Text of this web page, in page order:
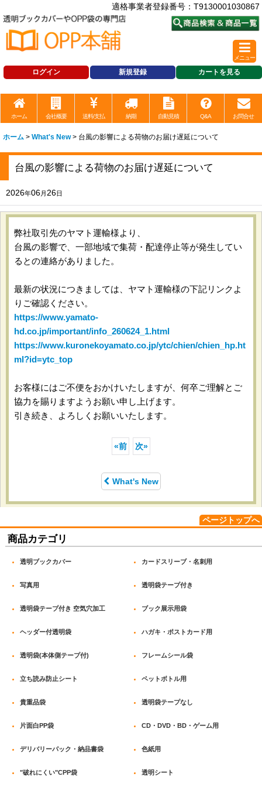
適格事業者登録番号：T9130001030867
ログイン 新規登録 カートを見る
メニュー
ホーム 会社概要 送料/支払 納期 自動見積 Q&A お問合せ
ホーム > What's New > 台風の影響による荷物のお届け遅延について
台風の影響による荷物のお届け遅延について
2026年06月 26日
弊社取引先のヤマト運輸様より、
台風の影響で、一部地域で集荷・配達停止等が発生してい
るとの連絡がありました。
最新の状況につきましては、ヤマト運輸様の下記リンクよ
りご確認ください。
https://www.yamato-
hd.co.jp/important/info_260624_1.html
https://www.kuronekoyamato.co.jp/ytc/chien/chien_hp.ht
ml?id=ytc_top
お客様にはご不便をおかけいたしますが、何卒ご理解とご
協力を賜りますようお願い申し上げます。
引き続き、よろしくお願いいたします。
«前 次»
What's New
ページトップへ
商品カテゴリ
透明ブックカバー カードスリーブ・名刺用
写真用 透明袋テープ付き
透明袋テープ付き 空気穴加工 ブック展示用袋
ヘッダー付透明袋 ハガキ・ポストカード用
透明袋(本体側テープ付) フレームシール袋
立ち読み防止シート ペットボトル用
貴重品袋 透明袋テープなし
片面白PP袋 CD・DVD・BD・ゲーム用
デリバリーパック・納品書袋 色紙用
"破れにくい"CPP袋 透明シート